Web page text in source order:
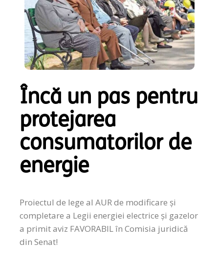
Încă un pas pentru
protejarea
consumatorilor de
energie
Proiectul de lege al AUR de modificare și
completare a Legii energiei electrice și gazelor
a primit aviz FAVORABIL în Comisia juridică
din Senat!